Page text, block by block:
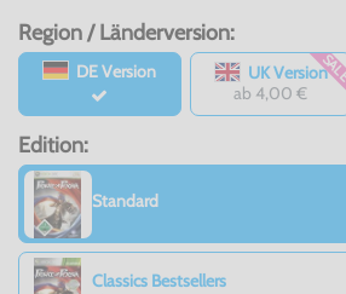
Region / Länderversion:
DE Version
UK Version
ab 4,00 €
Edition:
Standard
Classics Bestsellers